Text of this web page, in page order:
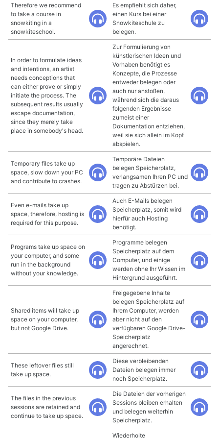
Therefore we recommend
to take a course in
snowkiting in a
snowkiteschool.
Es empfiehlt sich daher,
einen Kurs bei einer
Snowkiteschule zu
belegen.
In order to formulate ideas
and intentions, an artist
needs conceptions that
can either prove or simply
initiate the process. The
subsequent results usually
escape documentation,
since they merely take
place in somebody's head.
Zur Formulierung von
künstlerischen Ideen und
Vorhaben benötigt es
Konzepte, die Prozesse
entweder belegen oder
auch nur anstoßen,
während sich die daraus
folgenden Ergebnisse
zumeist einer
Dokumentation entziehen,
weil sie sich allein im Kopf
abspielen.
Temporary files take up
space, slow down your PC
and contribute to crashes.
Temporäre Dateien
belegen Speicherplatz,
verlangsamen Ihren PC und
tragen zu Abstürzen bei.
Even e-mails take up
space, therefore, hosting is
required for this purpose.
Auch E-Mails belegen
Speicherplatz, somit wird
hierfür auch Hosting
benötigt.
Programs take up space on
your computer, and some
run in the background
without your knowledge.
Programme belegen
Speicherplatz auf dem
Computer, und einige
werden ohne Ihr Wissen im
Hintergrund ausgeführt.
Shared items will take up
space on your computer,
but not Google Drive.
Freigegebene Inhalte
belegen Speicherplatz auf
Ihrem Computer, werden
aber nicht auf den
verfügbaren Google Drive-
Speicherplatz
angerechnet.
These leftover files still
take up space.
Diese verbleibenden
Dateien belegen immer
noch Speicherplatz.
The files in the previous
sessions are retained and
continue to take up space.
Die Dateien der vorherigen
Sessions bleiben erhalten
und belegen weiterhin
Speicherplatz.
Wiederholte